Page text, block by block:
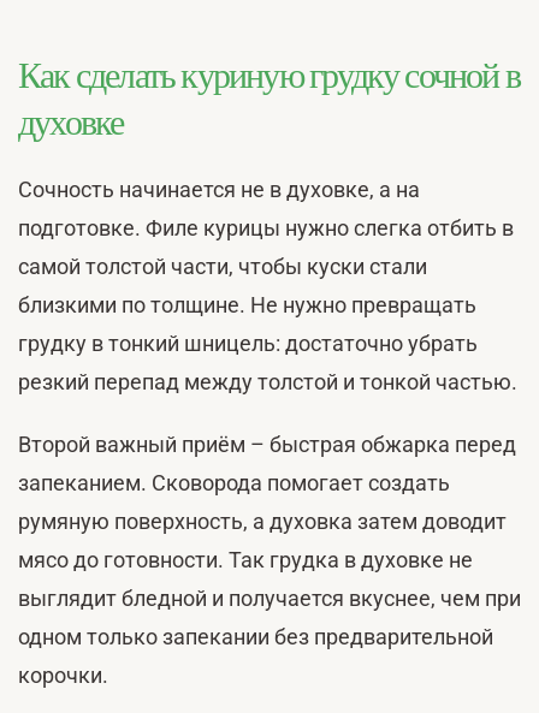
Как сделать куриную грудку сочной в
духовке
Сочность начинается не в духовке, а на
подготовке. Филе курицы нужно слегка отбить в
самой толстой части, чтобы куски стали
близкими по толщине. Не нужно превращать
грудку в тонкий шницель: достаточно убрать
резкий перепад между толстой и тонкой частью.
Второй важный приём – быстрая обжарка перед
запеканием. Сковорода помогает создать
румяную поверхность, а духовка затем доводит
мясо до готовности. Так грудка в духовке не
выглядит бледной и получается вкуснее, чем при
одном только запекании без предварительной
корочки.